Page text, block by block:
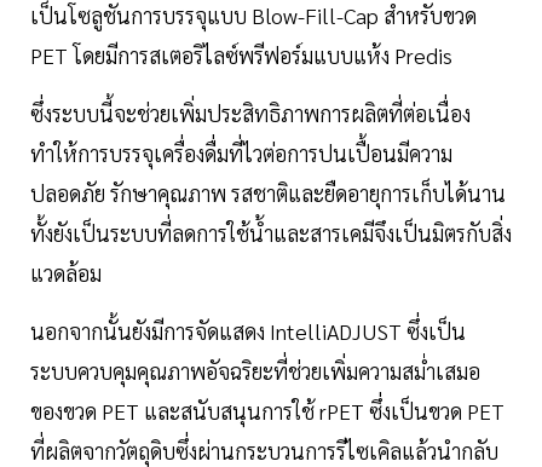
เป็นโซลูชันการบรรจุแบบ Blow-Fill-Cap สำหรับขวด
PET โดยมีการสเตอริไลซ์พรีฟอร์มแบบแห้ง Predis
ซึ่งระบบนี้จะช่วยเพิ่มประสิทธิภาพการผลิตที่ต่อเนื่อง
ทำให้การบรรจุเครื่องดื่มที่ไวต่อการปนเปื้อนมีความ
ปลอดภัย รักษาคุณภาพ รสชาติและยืดอายุการเก็บได้นาน
ทั้งยังเป็นระบบที่ลดการใช้น้ำและสารเคมีจึงเป็นมิตรกับสิ่ง
แวดล้อม
นอกจากนั้นยังมีการจัดแสดง IntelliADJUST ซึ่งเป็น
ระบบควบคุมคุณภาพอัจฉริยะที่ช่วยเพิ่มความสม่ำเสมอ
ของขวด PET และสนับสนุนการใช้ rPET ซึ่งเป็นขวด PET
ที่ผลิตจากวัตถุดิบซึ่งผ่านกระบวนการรีไซเคิลแล้วนำกลับ